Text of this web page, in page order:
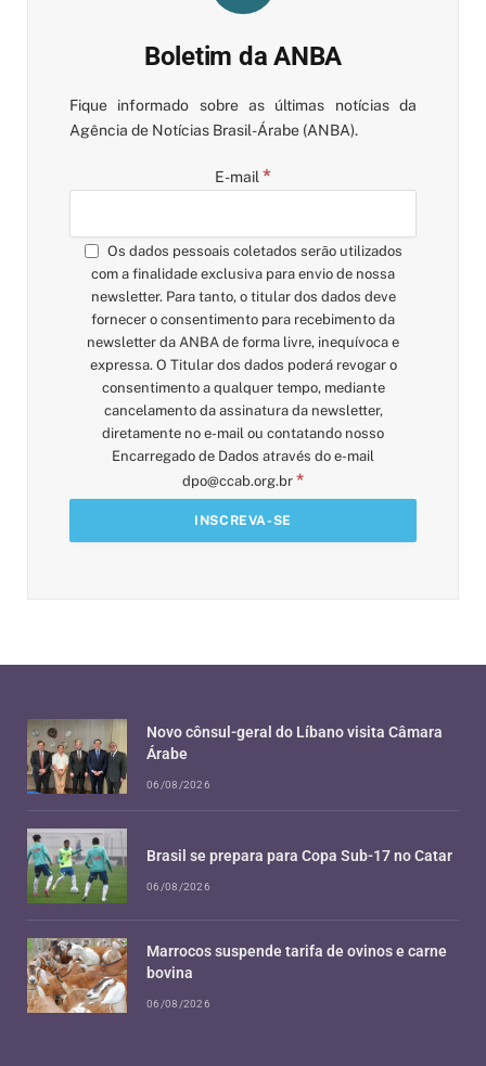
Boletim da ANBA
Fique informado sobre as últimas notícias da
Agência de Notícias Brasil-Árabe (ANBA).
E-mail *
Os dados pessoais coletados serão utilizados
com a finalidade exclusiva para envio de nossa
newsletter. Para tanto, o titular dos dados deve
fornecer o consentimento para recebimento da
newsletter da ANBA de forma livre, inequívoca e
expressa. O Titular dos dados poderá revogar o
consentimento a qualquer tempo, mediante
cancelamento da assinatura da newsletter,
diretamente no e-mail ou contatando nosso
Encarregado de Dados através do e-mail
dpo@ccab.org.br *
Novo cônsul-geral do Líbano visita Câmara
Árabe
06/08/2026
Brasil se prepara para Copa Sub-17 no Catar
06/08/2026
Marrocos suspende tarifa de ovinos e carne
bovina
06/08/2026